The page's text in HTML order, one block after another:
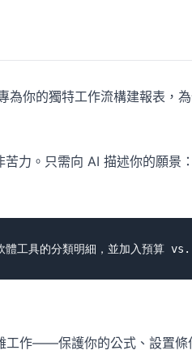
為你的獨特工作流構建報表，
苦力。只需向 AI 描述你的願景：
作——保護你的公式、設置條